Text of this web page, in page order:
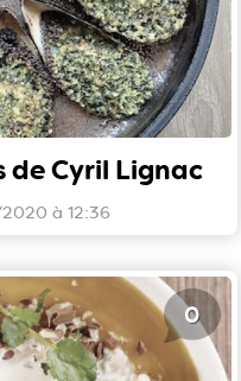
de Cyril Lignac
à 12:36
0